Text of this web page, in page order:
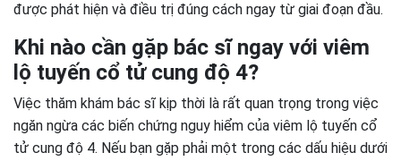
được phát hiện và điều trị đúng cách ngay từ giai đoạn đầu.
Khi nào cần gặp bác sĩ ngay với viêm
lộ tuyến cổ tử cung độ 4?
Việc thăm khám bác sĩ kịp thời là rất quan trọng trong việc
ngăn ngừa các biến chứng nguy hiểm của viêm lộ tuyến cổ
tử cung độ 4. Nếu bạn gặp phải một trong các dấu hiệu dưới